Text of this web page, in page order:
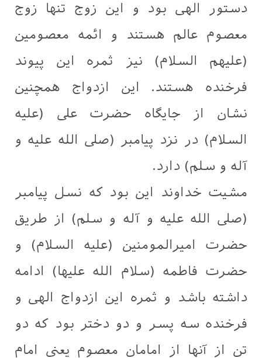
دستور الهی بود و این زوج تنها زوج
معصوم عالم هستند و ائمه معصومین
(علیهم السلام) نیز ثمره این پیوند
فرخنده هستند. این ازدواج همچنین
نشان از جایگاه حضرت علی (علیه
السلام) در نزد پیامبر (صلی الله علیه و
آله و سلم) دارد.
مشیت خداوند این بود که نسل پیامبر
(صلی الله علیه و آله و سلم) از طریق
حضرت امیرالمومنین (علیه السلام) و
حضرت فاطمه (سلام الله علیها) ادامه
داشته باشد و ثمره این ازدواج الهی و
فرخنده سه پسر و دو دختر بود که دو
تن از آنها از امامان معصوم یعنی امام